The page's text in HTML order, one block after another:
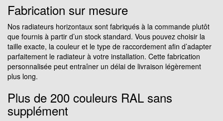
Fabrication sur mesure
Nos radiateurs horizontaux sont fabriqués à la commande plutôt
que fournis à partir d’un stock standard. Vous pouvez choisir la
taille exacte, la couleur et le type de raccordement afin d’adapter
parfaitement le radiateur à votre installation. Cette fabrication
personnalisée peut entraîner un délai de livraison légèrement
plus long.
Plus de 200 couleurs RAL sans
supplément